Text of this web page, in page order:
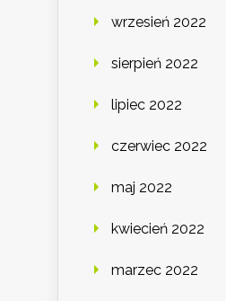
wrzesień 2022
sierpień 2022
lipiec 2022
czerwiec 2022
maj 2022
kwiecień 2022
marzec 2022